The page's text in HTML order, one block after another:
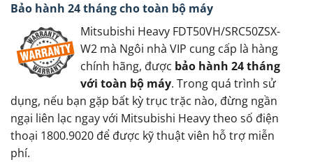
Bảo hành 24 tháng cho toàn bộ máy
Mitsubishi Heavy FDT50VH/SRC50ZSX-
W2 mà Ngôi nhà VIP cung cấp là hàng
chính hãng, được bảo hành 24 tháng
với toàn bộ máy. Trong quá trình sử
dụng, nếu bạn gặp bất kỳ trục trặc nào, đừng ngần
ngại liên lạc ngay với Mitsubishi Heavy theo số điện
thoại 1800.9020 để được kỹ thuật viên hỗ trợ miễn
phí.